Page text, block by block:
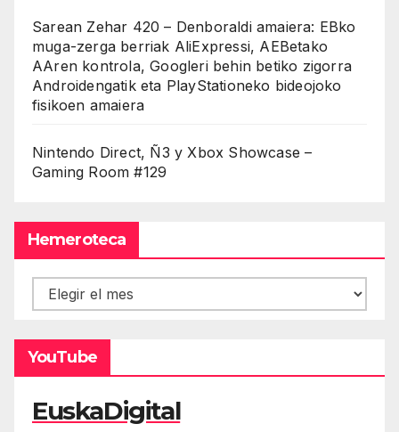
Sarean Zehar 420 – Denboraldi amaiera: EBko
muga-zerga berriak AliExpressi, AEBetako
AAren kontrola, Googleri behin betiko zigorra
Androidengatik eta PlayStationeko bideojoko
fisikoen amaiera
Nintendo Direct, Ñ3 y Xbox Showcase –
Gaming Room #129
Hemeroteca
Hemeroteca
YouTube
EuskaDigital